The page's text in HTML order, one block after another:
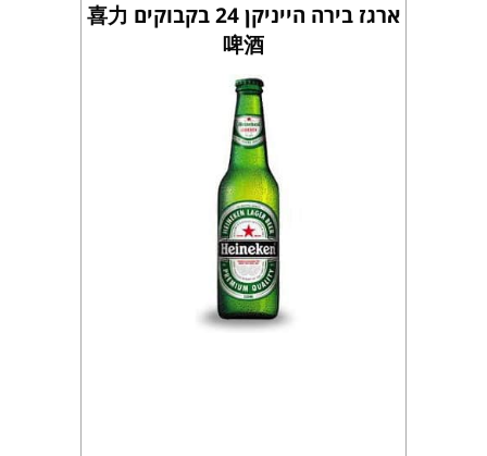
ארגז בירה הייניקן 24 בקבוקים 喜力
啤酒